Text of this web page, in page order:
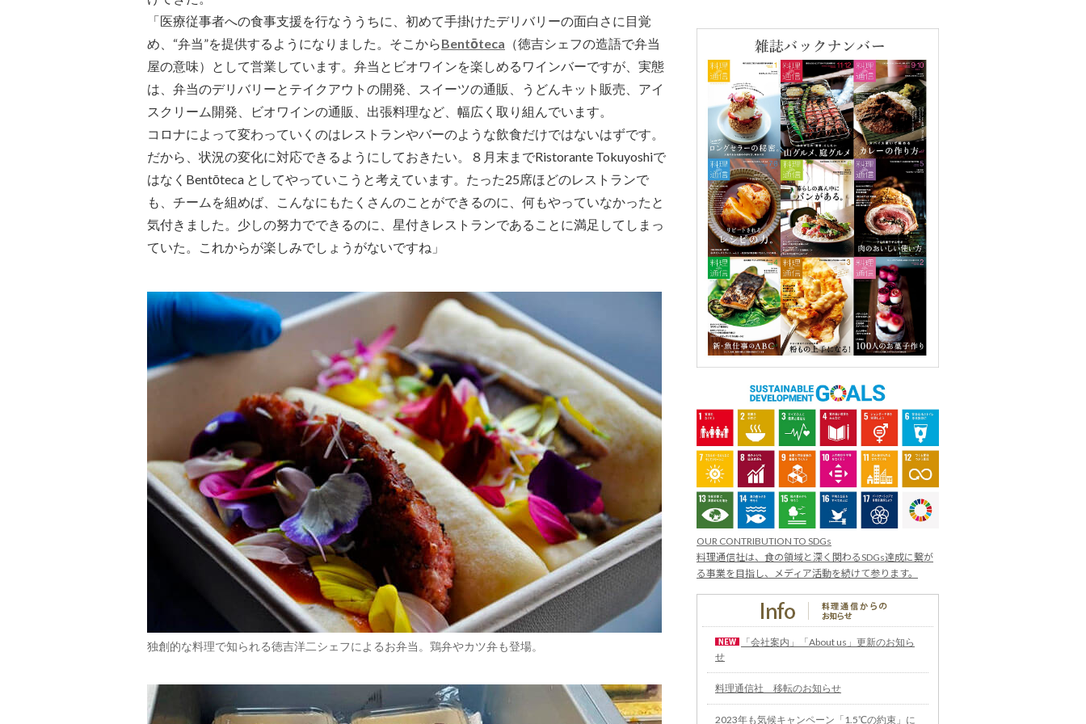
「医療従事者への食事支援を行なううちに、初めて手掛けたデリバリーの面白さに目覚
め、“弁当”を提供するようになりました。そこからBentōteca （徳吉シェフの造語で弁当
屋の意味）として営業しています。弁当とビオワインを楽しめるワインバーですが、実態
は、弁当のデリバリーとテイクアウトの開発、スイーツの通販、うどんキット販売、アイ
スクリーム開発、ビオワインの通販、出張料理など、幅広く取り組んでいます。
コロナによって変わっていくのはレストランやバーのような飲食だけではないはずです。
だから、状況の変化に対応できるようにしておきたい。８月末までRistorante Tokuyoshiで
はなくBentōteca としてやっていこうと考えています。たった25席ほどのレストランで
も、チームを組めば、こんなにもたくさんのことができるのに、何もやっていなかったと
気付きました。少しの努力でできるのに、星付きレストランであることに満足してしまっ
ていた。これからが楽しみでしょうがないですね」
独創的な料理で知られる徳吉洋二シェフによるお弁当。鶏弁やカツ弁も登場。
OUR CONTRIBUTION TO SDGs
料理通信社は、食の領域と深く関わるSDGs達成に繋が
る事業を目指し、メディア活動を続けて参ります。
「会社案内」「About us」更新のお知ら
せ
料理通信社 移転のお知らせ
2023年も気候キャンペーン「1.5℃の約束」に